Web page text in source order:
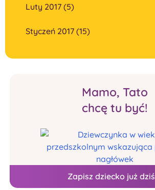
Luty 2017 (5)
Styczeń 2017 (15)
Mamo, Tato
chcę tu być!
Zapisz dziecko już dziś